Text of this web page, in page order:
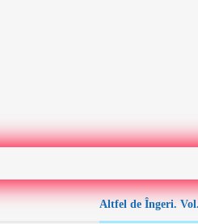
Altfel de Îngeri.